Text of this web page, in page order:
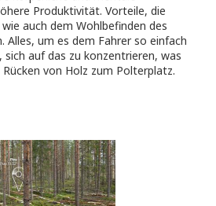
Produktivität. Vorteile, die
auch dem Wohlbefinden des
Alles, um es dem Fahrer so einfach
auf das zu konzentrieren, was
von Holz zum Polterplatz.